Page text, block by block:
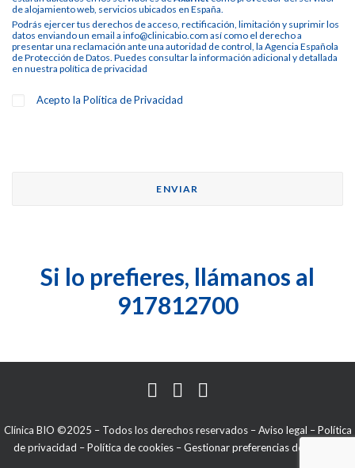
de alojamiento web, servicios ubicados en España.
Podrás ejercer tus derechos de acceso, rectificación, limitación y suprimir los
datos enviando un email a info@clinicabio.com así como el derecho a
presentar una reclamación ante una autoridad de control, la Agencia Española
de Protección de Datos. Puedes consultar la información adicional y detallada
en nuestra política de privacidad
Acepto laPolítica de Privacidad
Si lo prefieres, llámanos al
917812700
Clínica BIO ©2025 – Todos los derechos reservados –Aviso legal –Política
de privacidad –Política de cookies –Gestionar preferencias de cookies